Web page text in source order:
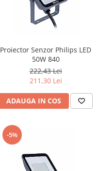
Proiector Senzor Philips LED
50W 840
222,43 Lei
211,30 Lei
ADAUGA IN COS
-5%